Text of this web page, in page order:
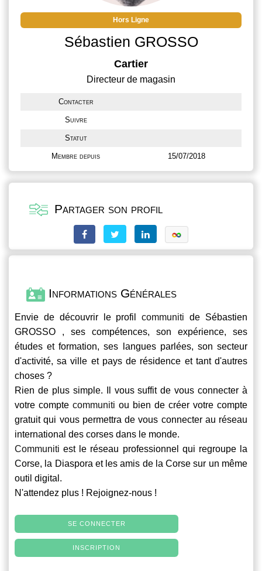
Hors Ligne
Sébastien GROSSO
Cartier
Directeur de magasin
Contacter
Suivre
Statut
Membre depuis 15/07/2018
Partager son profil
Informations Générales
Envie de découvrir le profilcommuniti de Sébastien
GROSSO , ses compétences, son expérience, ses
études et formation, ses langues parlées, son secteur
d'activité, sa ville et pays de résidence et tant d'autres
choses ?
Rien de plus simple. Il vous suffit de vous connecter à
votre compte communiti ou bien de créer votre compte
gratuit qui vous permettra de vous connecter au réseau
international des corses dans le monde.
Communiti est le réseau professionnel qui regroupe la
Corse, la Diaspora et les amis de la Corse sur un même
outil digital.
N'attendez plus ! Rejoignez-nous !
SE CONNECTER
INSCRIPTION